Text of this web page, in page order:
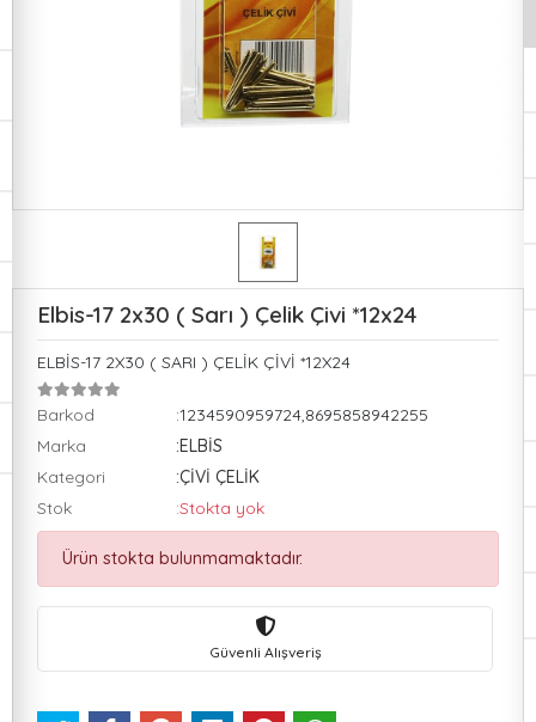
Elbis-17 2x30 ( Sarı ) Çelik Çivi *12x24
ELBİS-17 2X30 ( SARI ) ÇELİK ÇİVİ *12X24
Barkod
:1234590959724,8695858942255
Marka
:ELBİS
Kategori
:ÇİVİ ÇELİK
Stok
:Stokta yok
Ürün stokta bulunmamaktadır.
Güvenli Alışveriş